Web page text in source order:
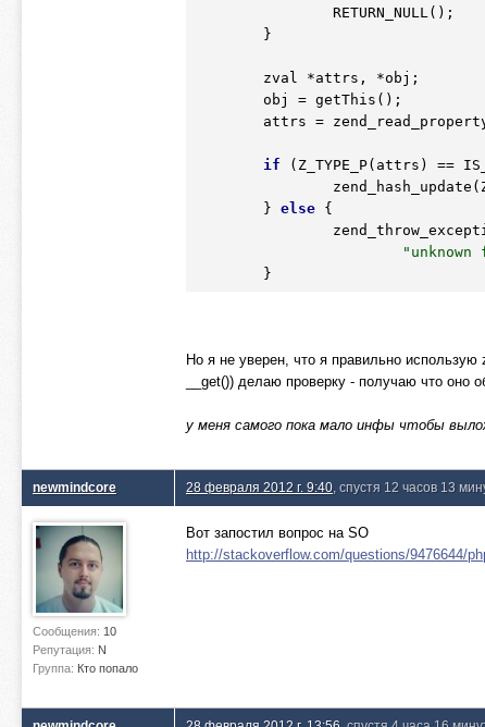
	zval
*attrs , *obj ;
attrs =
if (Z_TYPE_P(attrs) ==
	}
else {
Но я не уверен, что я правильно
__get()) делаю проверку - получаю что оно
у меня самого пока мало инфы чтобы
newmindcore
Сообщения: 10
Репутация: N
Группа: Кто попало
28 февраля 2012 г. 9:40 , спустя 12 часов 13
Вот запостил вопрос на SO
http://stackoverflow.com/questions/9476644/